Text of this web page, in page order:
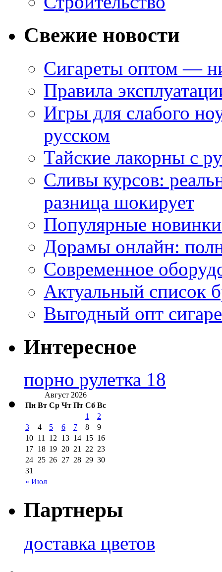
Свежие новости
Сигареты оптом —
Правила
Игры для слабого
русском
Тайские лакорны с
Сливы курсов:
разница шокирует
Популярные
Дорамы онлайн:
Современное
Актуальный список
Выгодный опт
Интересное
порно рулетка 18
Август 2026
Пн Вт Ср Чт Пт Сб Вс
« Июл
1
2
3
4 5 6 7 8
9
10 11 12 13 14 15 16
17 18 19 20 21 22 23
24 25 26 27 28 29 30
31
Партнеры
доставка цветов